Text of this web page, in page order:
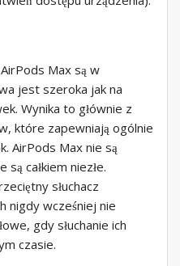
Max są w
jest szeroka jak na
Wynika to głównie z
które zapewniają ogólnie
AirPods Max nie są
całkiem niezłe.
słuchacz
nigdy wcześniej nie
gdy słuchanie ich
czasie.